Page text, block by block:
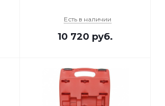
Есть в наличии
10 720 руб.